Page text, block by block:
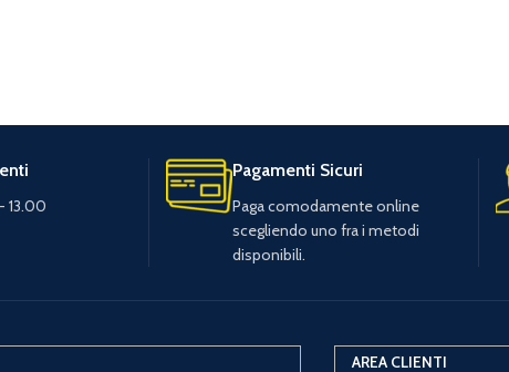
13.00
Pagamenti Sicuri
Paga comodamente online
scegliendo uno fra i metodi
disponibili.
AREA CLIENTI